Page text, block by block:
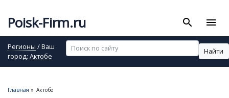
Poisk-Firm.ru search menu
Регионы / Ваш
город: Актобе
Найти
Главная » Актобе